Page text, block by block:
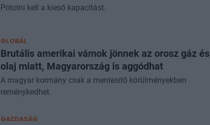
Pótolni kell a kieső kapacitást.
GLOBÁL
Brutális amerikai vámok jönnek az orosz gáz és
olaj miatt, Magyarország is aggódhat
A magyar kormány csak a mentesítő körülményekben
reménykedhet.
GAZDASÁG